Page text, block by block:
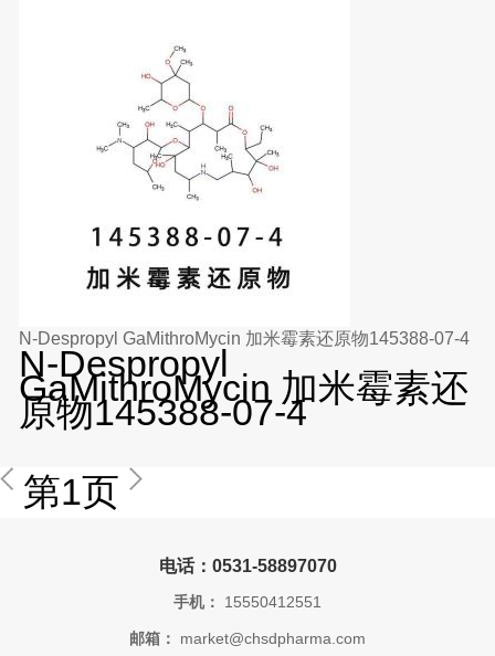
N-Despropyl GaMithroMycin 加米霉素还原物145388-07-4
N-Despropyl
GaMithroMycin 加米霉素还
原物145388-07-4
第1页
电话：0531-58897070
手机： 15550412551
邮箱： market@chsdpharma.com